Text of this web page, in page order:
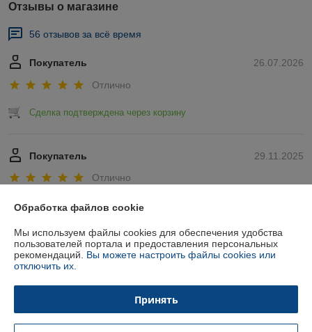
Отзывы о магазине
56 отзывов за всё время
26.07.2026
Покупатель
Отлично
Сделка подтверждена через корзину
29.11.2025
Покупатель
Отлично
Показать все отзывы
О нас
Контакты
Доставка и оплата
Обработка файлов cookie
Мы используем файлы cookies для обеспечения удобства
пользователей портала и предоставления персональных
рекомендаций. Вы можете настроить файлы cookies или
отключить их.
Принять